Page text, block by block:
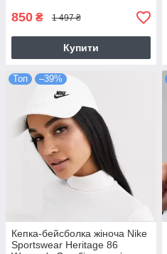
850 ₴ 1 497 ₴
Купити
Топ –39%
Кепка-бейсболка жіноча Nike
Sportswear Heritage 86